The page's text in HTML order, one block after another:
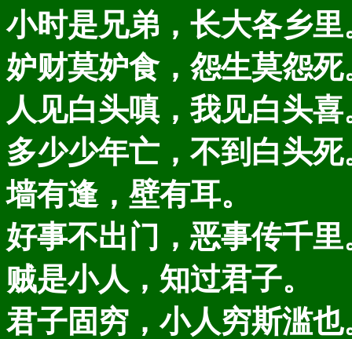
小时是兄弟，长大各乡里
妒财莫妒食，怨生莫怨死
人见白头嗔，我见白头喜
多少少年亡，不到白头死
墙有逢，壁有耳。
好事不出门，恶事传千里
贼是小人，知过君子。
君子固穷，小人穷斯滥也